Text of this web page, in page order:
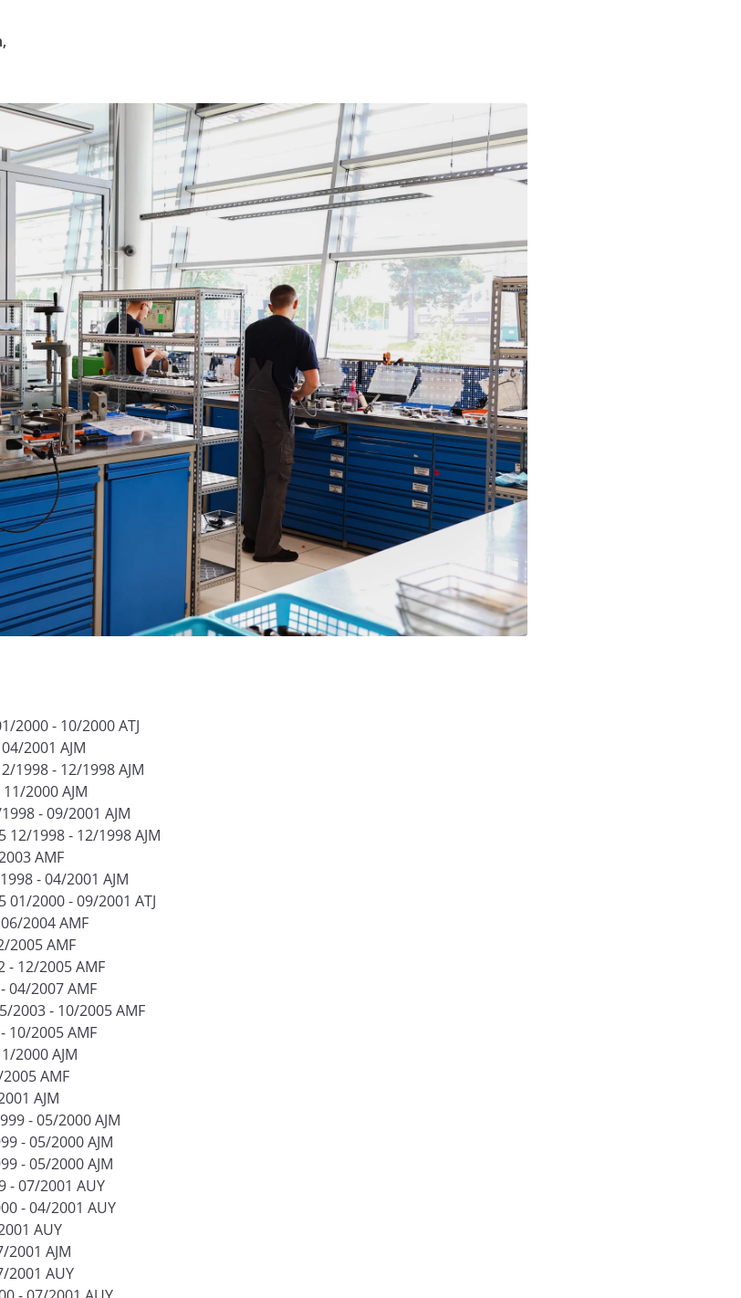
2000 - 10/2000 ATJ
2001 AJM
1998 - 12/1998 AJM
2000 AJM
- 09/2001 AJM
12/1998 - 12/1998 AJM
AMF
- 04/2001 AJM
01/2000 - 09/2001 ATJ
2004 AMF
2005 AMF
- 12/2005 AMF
04/2007 AMF
2003 - 10/2005 AMF
10/2005 AMF
2000 AJM
AMF
AJM
- 05/2000 AJM
- 05/2000 AJM
- 05/2000 AJM
- 07/2001 AUY
- 04/2001 AUY
AUY
2001 AJM
2001 AUY